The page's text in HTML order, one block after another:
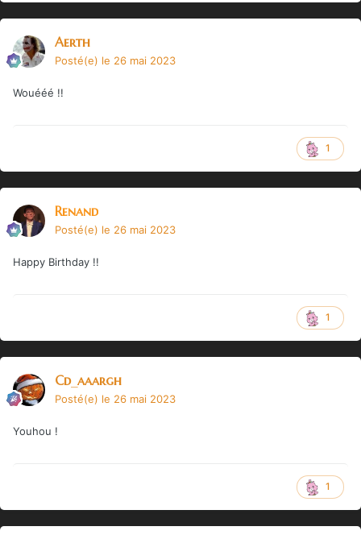
Aerth
Posté(e) le 26 mai 2023
Wouééé !!
1
Renand
Posté(e) le 26 mai 2023
Happy Birthday !!
1
Cd_aaargh
Posté(e) le 26 mai 2023
Youhou !
1